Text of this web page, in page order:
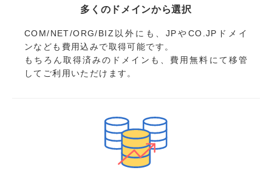
多くのドメインから選択
COM/NET/ORG/BIZ以外にも、JPやCO.JPドメイ
ンなども費用込みで取得可能です。
もちろん取得済みのドメインも、費用無料にて移管
してご利用いただけます。